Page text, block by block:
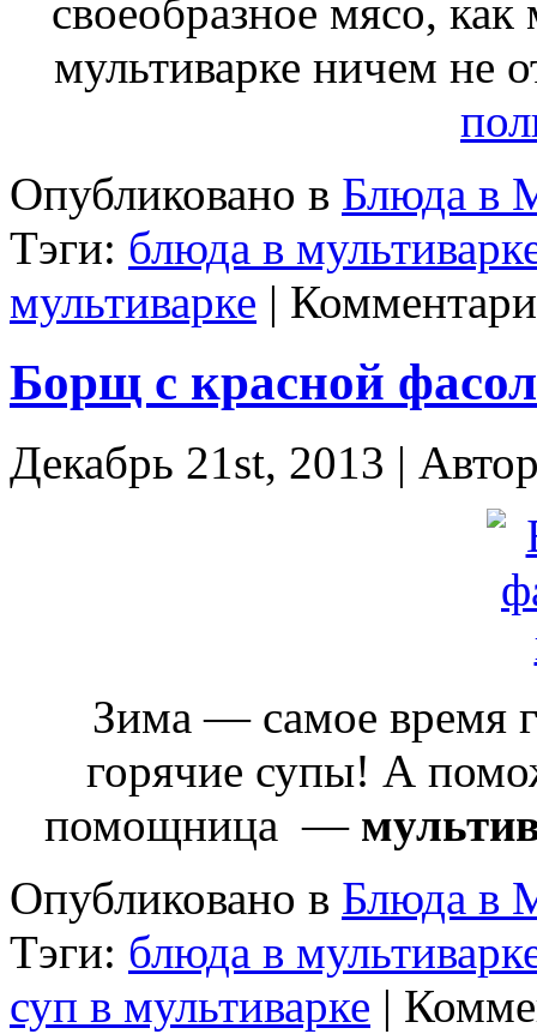
своеобразное мясо,
мультиварке ничем не
Опубликовано в Блюда в
Тэги: блюда в
мультиварке |
Борщ с красной
Декабрь 21st, 2013 |
Зима — самое время
горячие супы! А
помощница —
Опубликовано в Блюда в
Тэги: блюда в
суп в мультиварке |